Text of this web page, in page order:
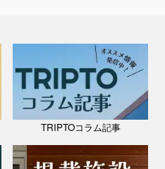
TRIPTOコラム記事